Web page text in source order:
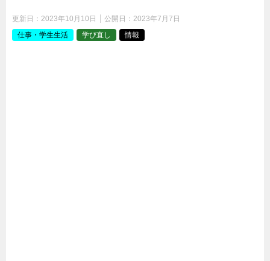
更新日： 2023年10月10日 公開日： 2023年7月7日
仕事・学生生活
学び直し 情報